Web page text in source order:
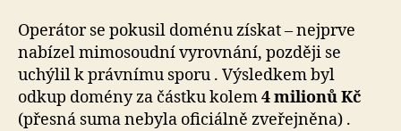
Operátor se pokusil doménu získat – nejprve
nabízel mimosoudní vyrovnání, později se
uchýlil k právnímu sporu . Výsledkem byl
odkup domény za částku kolem4 milionů Kč
(přesná suma nebyla oficiálně zveřejněna) .